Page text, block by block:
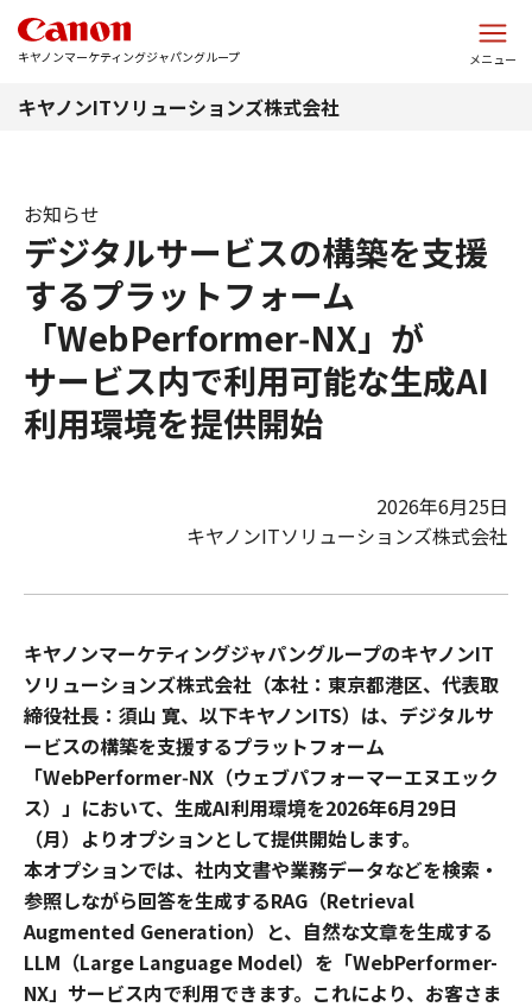
キヤノンマーケティングジャパングループ メニュー
キヤノンITソリューションズ株式会社
デジタルサービスの構築を支援
するプラットフォーム
「WebPerformer‑NX」が
サービス内で利用可能な生成AI
利用環境を提供開始
お知らせ
2026年6月25日
キヤノンITソリューションズ株式会社
キヤノンマーケティングジャパングループのキヤノンIT
ソリューションズ株式会社（本社：東京都港区、代表取
締役社長：須山 寛、以下キヤノンITS）は、デジタルサ
ービスの構築を支援するプラットフォーム
「WebPerformer‑NX（ウェブパフォーマーエヌエック
ス）」において、生成AI利用環境を2026年6月29日
（月）よりオプションとして提供開始します。
本オプションでは、社内文書や業務データなどを検索・
参照しながら回答を生成するRAG（Retrieval
Augmented Generation）と、自然な文章を生成する
LLM（Large Language Model）を「WebPerformer-
NX」サービス内で利用できます。これにより、お客さま